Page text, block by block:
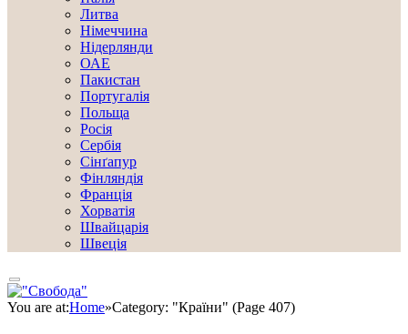
Литва
Німеччина
Нідерлянди
ОАЕ
Пакистан
Португалія
Польща
Росія
Сербія
Сінґапур
Фінляндія
Франція
Хорватія
Швайцарія
Швеція
You are at:Home»Category: "Країни" (Page 407)